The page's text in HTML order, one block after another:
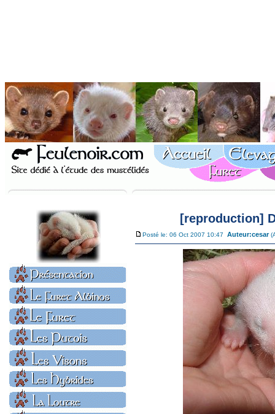
[reproduction]
Posté le: 06 Oct 2007 10:47 Auteur:cesar